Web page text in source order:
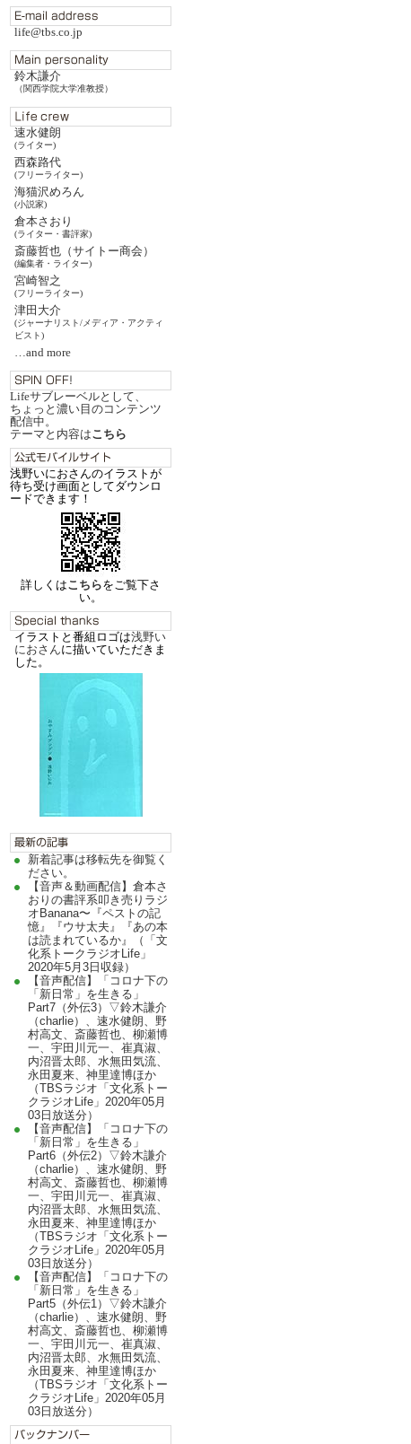
life@tbs.co.jp
鈴木謙介
（関西学院大学准教授）
速水健朗
(ライター)
西森路代
(フリーライター)
海猫沢めろん
(小説家)
倉本さおり
(ライター・書評家)
斎藤哲也（サイトー商会）
(編集者・ライター)
宮崎智之
(フリーライター)
津田大介
(ジャーナリスト/メディア・アクティ
ビスト)
…and more
Lifeサブレーベルとして、
ちょっと濃い目のコンテンツ
配信中。
テーマと内容はこちら
浅野いにおさんのイラストが
待ち受け画面としてダウンロ
ードできます！
詳しくはこちらをご覧下さ
い。
イラストと番組ロゴは浅野い
におさんに描いていただきま
した。
新着記事は移転先を御覧く
ださい。
【音声＆動画配信】倉本さ
おりの書評系叩き売りラジ
オBanana〜『ペストの記
憶』『ウサ太夫』『あの本
は読まれているか』（「文
化系トークラジオLife」
2020年5月3日収録）
【音声配信】「コロナ下の
「新日常」を生きる」
Part7（外伝3）▽鈴木謙介
（charlie）、速水健朗、野
村高文、斎藤哲也、柳瀬博
一、宇田川元一、崔真淑、
内沼晋太郎、水無田気流、
永田夏来、神里達博ほか
（TBSラジオ「文化系トー
クラジオLife」2020年05月
03日放送分）
【音声配信】「コロナ下の
「新日常」を生きる」
Part6（外伝2）▽鈴木謙介
（charlie）、速水健朗、野
村高文、斎藤哲也、柳瀬博
一、宇田川元一、崔真淑、
内沼晋太郎、水無田気流、
永田夏来、神里達博ほか
（TBSラジオ「文化系トー
クラジオLife」2020年05月
03日放送分）
【音声配信】「コロナ下の
「新日常」を生きる」
Part5（外伝1）▽鈴木謙介
（charlie）、速水健朗、野
村高文、斎藤哲也、柳瀬博
一、宇田川元一、崔真淑、
内沼晋太郎、水無田気流、
永田夏来、神里達博ほか
（TBSラジオ「文化系トー
クラジオLife」2020年05月
03日放送分）